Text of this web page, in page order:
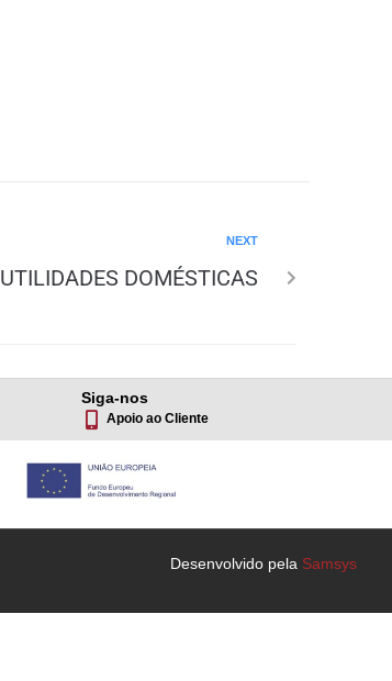
NEXT
UTILIDADES DOMÉSTICAS
Siga-nos
Apoio ao Cliente
Desenvolvido pela Samsys